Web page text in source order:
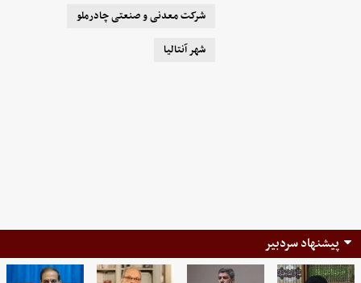
شرکت معدنی و صنعتی چادرملو
شهر آنتالیا
پیشنهاد سردبیر